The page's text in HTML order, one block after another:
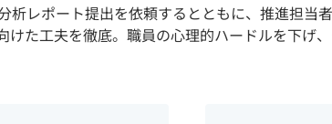
析レポート提出を依頼するとともに、推進担当
けた工夫を徹底。職員の心理的ハードルを下げ